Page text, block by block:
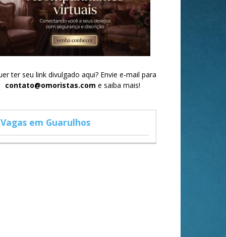
ter seu link divulgado aqui? Envie e-mail para
contato@omoristas.com e saiba mais!
Vagas em Guarulhos